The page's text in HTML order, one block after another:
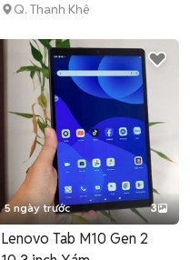
Q. Thanh Khê
5 ngày trước 3
Lenovo Tab M10 Gen 2